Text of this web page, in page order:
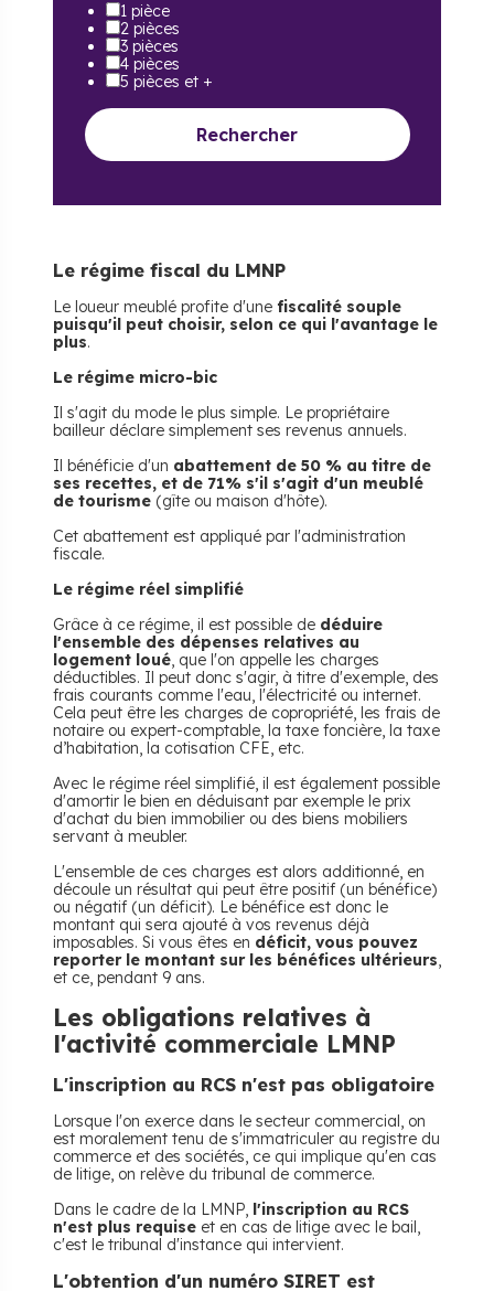
1 pièce
2 pièces
3 pièces
4 pièces
5 pièces et +
Rechercher
Le régime fiscal du LMNP
Le loueur meublé profite d'une fiscalité souple
puisqu'il peut choisir, selon ce qui l'avantage le
plus.
Le régime micro-bic
Il s'agit du mode le plus simple. Le propriétaire
bailleur déclare simplement ses revenus annuels.
Il bénéficie d'un abattement de 50 % au titre de
ses recettes, et de 71% s'il s'agit d'un meublé
de tourisme (gîte ou maison d'hôte).
Cet abattement est appliqué par l'administration
fiscale.
Le régime réel simplifié
Grâce à ce régime, il est possible de déduire
l'ensemble des dépenses relatives au
logement loué, que l'on appelle les charges
déductibles. Il peut donc s'agir, à titre d'exemple, des
frais courants comme l'eau, l'électricité ou internet.
Cela peut être les charges de copropriété, les frais de
notaire ou expert-comptable, la taxe foncière, la taxe
d’habitation, la cotisation CFE, etc.
Avec le régime réel simplifié, il est également possible
d'amortir le bien en déduisant par exemple le prix
d'achat du bien immobilier ou des biens mobiliers
servant à meubler.
L'ensemble de ces charges est alors additionné, en
découle un résultat qui peut être positif (un bénéfice)
ou négatif (un déficit). Le bénéfice est donc le
montant qui sera ajouté à vos revenus déjà
imposables. Si vous êtes en déficit, vous pouvez
reporter le montant sur les bénéfices ultérieurs,
et ce, pendant 9 ans.
Les obligations relatives à
l'activité commerciale LMNP
L'inscription au RCS n'est pas obligatoire
Lorsque l'on exerce dans le secteur commercial, on
est moralement tenu de s'immatriculer au registre du
commerce et des sociétés, ce qui implique qu'en cas
de litige, on relève du tribunal de commerce.
Dans le cadre de la LMNP, l'inscription au RCS
n'est plus requise et en cas de litige avec le bail,
c'est le tribunal d'instance qui intervient.
L'obtention d'un numéro SIRET est